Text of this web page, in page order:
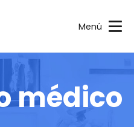
Menú
médico